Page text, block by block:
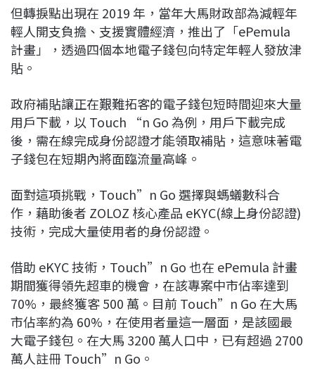
但轉捩點出現在 2019 年，當年大馬財政部為減輕年
輕人開支負擔、支援實體經濟，推出了「ePemula
計畫」，透過四個本地電子錢包向特定年輕人發放津
貼。
政府補貼讓正在艱難拓客的電子錢包短時間迎來大量
用戶下載，以 Touch “n Go 為例，用戶下載完成
後，需在線完成身份認證才能領取補貼，這意味著電
子錢包在短期內將面臨流量高峰。
面對這項挑戰，Touch”n Go 選擇與螞蟻數科合
作，藉助後者 ZOLOZ 核心產品 eKYC(線上身份認證)
技術，完成大量使用者的身份認證。
借助 eKYC 技術，Touch”n Go 也在 ePemula 計畫
期間獲得領先超車的機會，在該專案中市佔率達到
70%，最終獲客 500 萬。目前 Touch”n Go 在大馬
市佔率約為 60%，在使用者量這一層面，是該國最
大電子錢包。在大馬 3200 萬人口中，已有超過 2700
萬人註冊 Touch”n Go。